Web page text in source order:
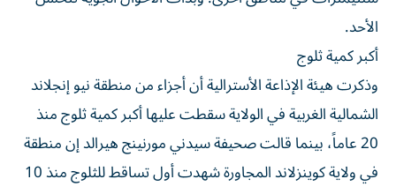
الأحد.
أكبر كمية ثلوج
وذكرت هيئة الإذاعة الأسترالية أن أجزاء من منطقة نيو إنجلاند
الشمالية الغربية في الولاية سقطت عليها أكبر كمية ثلوج منذ
20 عاماً، بينما قالت صحيفة سيدني مورنينج هيرالد إن منطقة
في ولاية كوينزلاند المجاورة شهدت أول تساقط للثلوج منذ 10